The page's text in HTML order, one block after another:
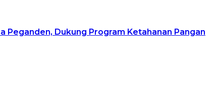
Peganden, Dukung Program Ketahanan Pangan